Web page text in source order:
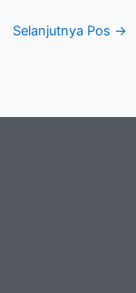
Selanjutnya Pos →